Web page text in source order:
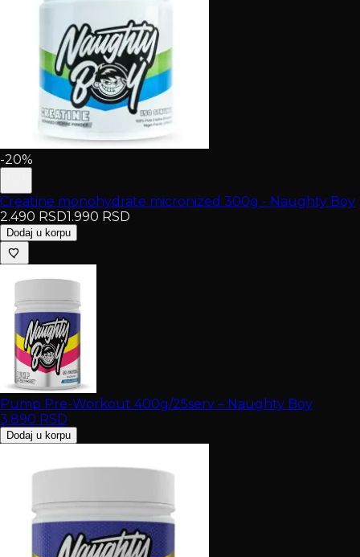
-20%
Creatine monohydrate micronized 300g - Naughty Boy
2.490 RSD1.990 RSD
Dodaj u korpu
Pump Pre-Workout 400g/25serv – Naughty Boy
3.890 RSD
Dodaj u korpu